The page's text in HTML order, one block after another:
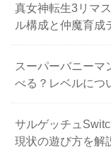
真女神転生3リマ
ル構成と仲魔育成
スーパーバニーマ
べる？レベルにつ
サルゲッチュ
現状の遊び方を解